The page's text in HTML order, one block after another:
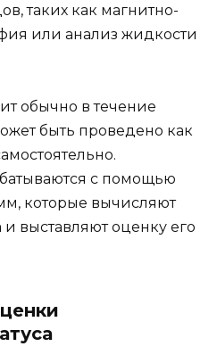
таких как магнитно-
или анализ жидкости
обычно в течение
быть проведено как
с помощью
которые вычисляют
выставляют оценку его